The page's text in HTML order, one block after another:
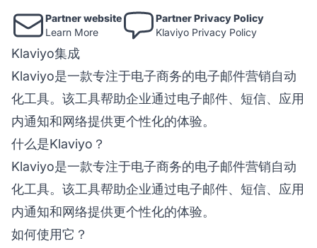
Partner website
Learn More
Partner Privacy Policy
Klaviyo Privacy Policy
Klaviyo集成
Klaviyo是一款专注于电子商务的电子邮件营销自动
化工具。该工具帮助企业通过电子邮件、短信、应用
内通知和网络提供更个性化的体验。
什么是Klaviyo？
Klaviyo是一款专注于电子商务的电子邮件营销自动
化工具。该工具帮助企业通过电子邮件、短信、应用
内通知和网络提供更个性化的体验。
如何使用它？